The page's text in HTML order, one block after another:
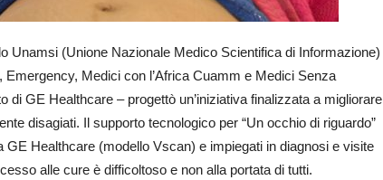
Unamsi (Unione Nazionale Medico Scientifica di Informazione)
Medici con l’Africa Cuamm e Medici Senza
di GE Healthcare – progettò un’iniziativa finalizzata a migliorare
disagiati. Il supporto tecnologico per “Un occhio di riguardo”
Healthcare (modello Vscan) e impiegati in diagnosi e visite
alle cure è difficoltoso e non alla portata di tutti.